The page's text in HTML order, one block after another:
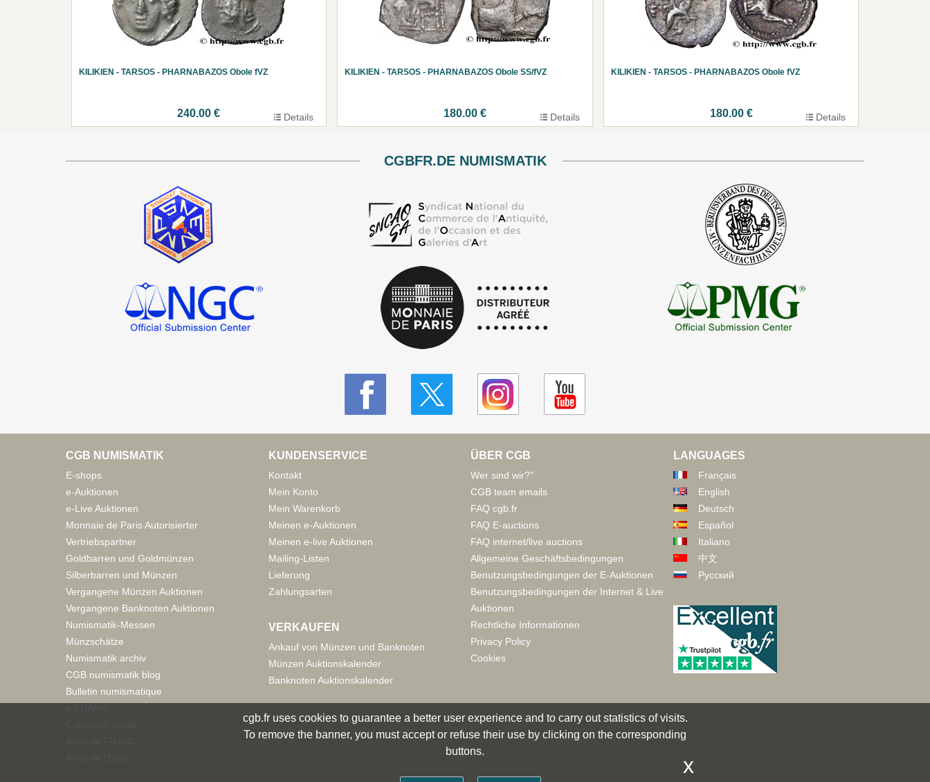
KILIKIEN - TARSOS - PHARNABAZOS Obole fVZ
240.00 € Details
KILIKIEN - TARSOS - PHARNABAZOS Obole SS/fVZ
180.00 € Details
KILIKIEN - TARSOS - PHARNABAZOS Obole fVZ
180.00 € Details
CGBFR.DE NUMISMATIK
CGB NUMISMATIK
E-shops
e-Auktionen
e-Live Auktionen
Monnaie de Paris Autorisierter
Vertriebspartner
Goldbarren und Goldmünzen
Silberbarren und Münzen
Vergangene Münzen Auktionen
Vergangene Banknoten Auktionen
Numismatik-Messen
Münzschätze
Numismatik archiv
CGB numismatik blog
Bulletin numismatique
KUNDENSERVICE
Kontakt
Mein Konto
Mein Warenkorb
Meinen e-Auktionen
Meinen e-live Auktionen
Mailing-Listen
Lieferung
Zahlungsarten
VERKAUFEN
Ankauf von Münzen und Banknoten
Münzen Auktionskalender
Banknoten Auktionskalender
ÜBER CGB
Wer sind wir?"
CGB team emails
FAQ cgb.fr
FAQ E-auctions
FAQ internet/live auctions
Allgemeine Geschäftsbedingungen
Benutzungsbedingungen der E-Auktionen
Benutzungsbedingungen der Internet & Live
Auktionen
Rechtliche Informationen
Privacy Policy
Cookies
LANGUAGES
Français
English
Deutsch
Español
Italiano
中文
Русский
cgb.fr uses cookies to guarantee a better user experience and to carry out statistics of visits.
To remove the banner, you must accept or refuse their use by clicking on the corresponding
buttons.
x